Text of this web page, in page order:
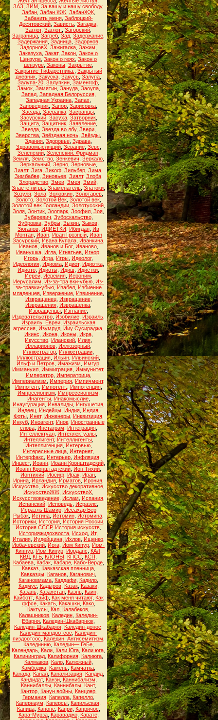
ЗАЗ ЗИМ За вашу и нашу свободу,
Забан, Забан ЖЖ, ЗабанЖЖ,
Забанить меня, Заблоцкий-
Десятовский Зависть Загадка
Заглот, Заглот. Загорский
Заграница Загреб Зад Задержание
Задержания, Задница, Задорнов,
ЗадорновХ Зажигалка Зажим
Заказуха Закат, Закон Закон о
Цензуре Закон о геях Закон о
цензуре, Законы, Закрытие,
Закрытие Тифаретника.
Закрытый
дневник Закуска Закусь Залупа
Залупа-20 Залупкин Заменгоф
Замок, Замятин, Зануда, Заоупа,
Запад, Западная Белоруссия,
Западная Украина Запах
Заповедник Запор Зарисовка
Засада, Засранка, Засранцы,
Засурский, Засуха, Затворник,
Защита, Защитник, Заявление,
Звезда, Звезда во лбу, Звери,
Зверства Звёздная ночь Звёзды
Здания Здоровье Здрава
Здравомыслящий, Зевание, Зевс
Зеленский, Зеленский. Фридман,
Земля Земство Зенкевич Зеркало
Зеркальный, Зерно, Зерновые,
Зиалт, Зига Зикоф Зильбер Зима
Зимбабве, Зиновьев, Зиялт, Злоба,
Злорадство Змеи Змея Змий
Знаете ли вы Знаменатель Знатоки
Зозуля Зола Золовкин Золотарёв
Золото Золотой Век Золотой век
Золотой век Голландии Золотусский
Золя Зонтик Зоопарк Зоофил Зоя
Зубаревич Зубоскальство,
Зубровка Зубры Зыкин Зыков
Зюганов ИДИЁТКИ Ибигдан Ив
Монтан, Иван, Иван Грозный, Иван
Засурский, Ивана Купала, Иванкина,
Иванов, Иванов и Бог, Иваново,
Иванушка Игла Игнатьев Игнор
Игорь Игра Игры Идеолог,
Идеология, Идиома, Идиот, Идиотка,
Идиото Идиоты Идиш Идиётки
Иерей, Иеремия, Иероним
Иерусалим
Из-за-тра вки-убью Из-
за-травки-убью, Изабел, Избиение
младенцев Извержение Извинение
Извращенец, Извращение,
Извращения Извращенка
Извращенцы Изгнание
Издевательство Изобилие Израиль
Израиль. Евреи Израильская
агрессия Изумруд Ииу Сусираджа
Икинс
Икона, Иконы, Икра,
Икусство Иланский Илия
Илларионов Иллюзорный
Иллюстратор Иллюстрации
Иллюстрация, Ильин, Ильинский,
Ильф и Петров, Имажизм Имгур,
Иммануил Иммиграция Иммунитет,
Император, Императрица,
Империализм
Империя Импичмент,
Импотент, Импотент. Импотенция,
Импресионизм
Импрессионизм
Инагенты, Инакомыслие,
Инаугурация, Инвалиды, Ингушетия,
Индеец, Индейцы, Индия, Индия.
Фоты, Инет, Инженеры, Инквизиция,
Инкуб, Иноагент, Инок, Иностранные
слова, Инстаграм Интеграция,
Интеллектуал, Интеллектуалы,
Интеллигент, Интеллигенты
Интеллигенция, Интервью,
Интересные лица Интернет,
Интерфакс
Интерьер Инфляция
Инцест, Иоанн, Иоанн Кронштадский,
Иоанн Кронштадтский Ион Тихий
Ионтихий Иосиф Ирак Иран
Ирина Ирландия Ирматов Ирония
Искусство Искусство декоративное
ИскусствоЖЖ ИскусствоХ
Искусствоведение, Ислам Испания,
Испанский Исповедь Исраэлс
Исраэль Шамир, Иссахар Бер
Рыбак Истина Истомин Истомина
Историки, История, История России,
История СССР, История искусств
Историяжидохвоста Исход Ит,
Италия, Иудейщина, Ихлов, Ищенко,
Йобачевский Йога Йом Кипур Йом-
Киппур, Йом-Кипур, Йорданс КАЛ,
КВД КГБ КЛОНЫ КПСС КСП
Кабаева, Кабак, Кабаре, Кабо-Верде,
Кавказ, Кавказская пленница,
Кавказцы, Каганов, Каганович
Кагановмама Каддафи Кадило
Кадмус
Кадыров, Казак, Казаки,
Казань, Казахстан, Казнь, Каин,
Кайботт, Кайф, Как меня читают, Как
ффсе, Какать, Какашки, Како,
Кактусы Кал Калабеков
Калашников Каледин Каледин-
Ебарня Каледин-Шкабарнюк
Каледин-Шкабарня Каледин-донос
Каледин-мандоотсос
Каледин-
пиздоотсос
Каледин. Антисемитизм
Калединню, Каледин— ГеБе,
Календарь Кали Кали Юга Кали юга
Калининград Калифорния Калиюга
Калмаков, Кало, Калюжный,
Камбоджа Камень Камчатка
Канада Канал Канализация Кандид
Кандидат, Канзи, Каннибализм
Каннибаллы, Каннибалы, Кант,
Кантор, Канун войны, Канцлер.
Германия Капелла Капелло
Капернаум
Каперсы Капильская
Капица, Капоне, Капри, Капричос
Кара-Мурза, Караваджо, Карате,